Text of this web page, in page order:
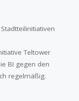
Teltower
BI gegen den
regelmäßig.